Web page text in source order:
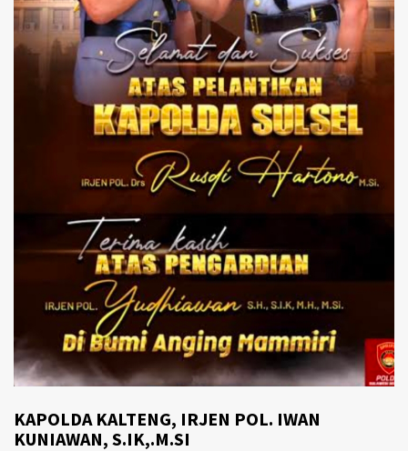
KAPOLDA KALTENG, IRJEN POL. IWAN
KUNIAWAN, S.IK,.M.SI